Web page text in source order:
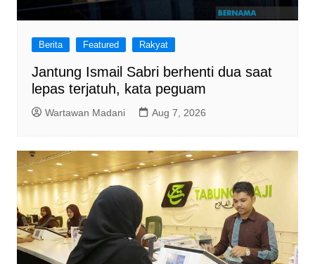
Berita Featured Rakyat
Jantung Ismail Sabri berhenti dua saat
lepas terjatuh, kata peguam
Wartawan Madani Aug 7, 2026